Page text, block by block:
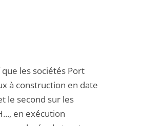
les sociétés Port
à construction en date
le second sur les
en exécution